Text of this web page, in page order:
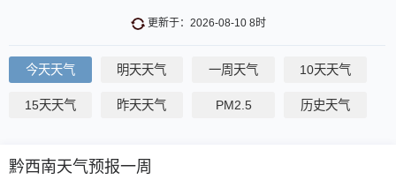
更新于：2026-08-10 8时
今天天气 明天天气 一周天气 10天天气
15天天气 昨天天气 PM2.5 历史天气
黔西南天气预报一周